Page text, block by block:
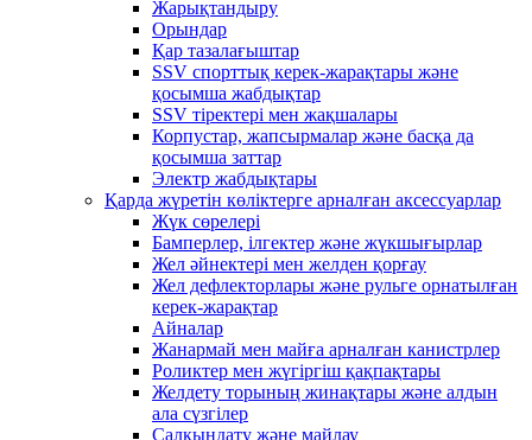
Жарықтандыру
Орындар
Қар тазалағыштар
SSV спорттық керек-жарақтары және
қосымша жабдықтар
SSV тіректері мен жақшалары
Корпустар, жапсырмалар және басқа да
қосымша заттар
Электр жабдықтары
Қарда жүретін көліктерге арналған аксессуарлар
Жүк сөрелері
Бамперлер, ілгектер және жүкшығырлар
Жел әйнектері мен желден қорғау
Жел дефлекторлары және рульге орнатылған
керек-жарақтар
Айналар
Жанармай мен майға арналған канистрлер
Роликтер мен жүгіргіш қақпақтары
Желдету торының жинақтары және алдын
ала сүзгілер
Салқындату және майлау